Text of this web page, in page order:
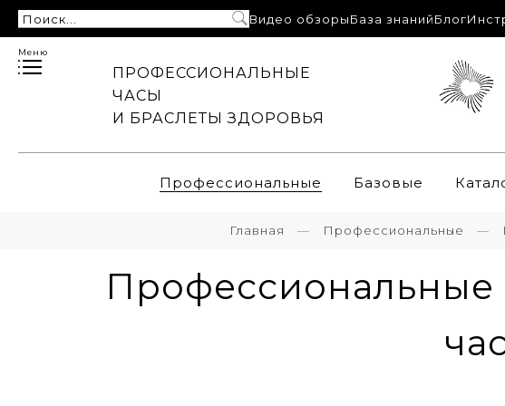
Видео обзорыБаза знанийБлог
Меню
ПРОФЕССИОНАЛЬНЫЕ
ЧАСЫ
И БРАСЛЕТЫ ЗДОРОВЬЯ
Профессиональные Базовые
Главная Профессиональные
Профессиональные